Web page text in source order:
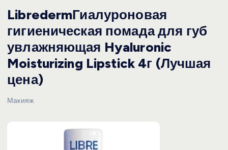
LibredermГиалуроновая
гигиеническая помада для губ
увлажняющая Hyaluronic
Moisturizing Lipstick 4г (Лучшая
цена)
Макияж